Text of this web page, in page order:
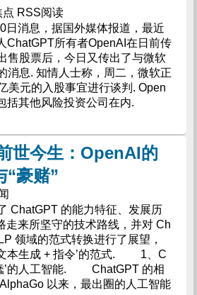
点 RSS阅读
日消息，据国外媒体报道，最近
ChatGPT所有者OpenAI在日前传
售股票后，今日又传出了与微软
消息. 知情人士称，周二，微软正
美元的入股事宜进行谈判. Open
括其他风险投资公司在内.
世今生：OpenAI的
“豪赌”
ChatGPT 的能力特征、发展历
走来所坚守的技术路线，并对 Ch
领域的范式转换进行了展望，
文本生成 + 指令’的范式. 1、C
’的人工智能. ChatGPT 的相
以来，最出圈的人工智能